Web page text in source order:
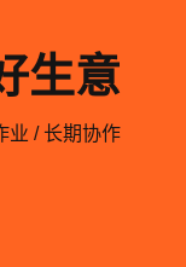
生意
业 / 长期协作